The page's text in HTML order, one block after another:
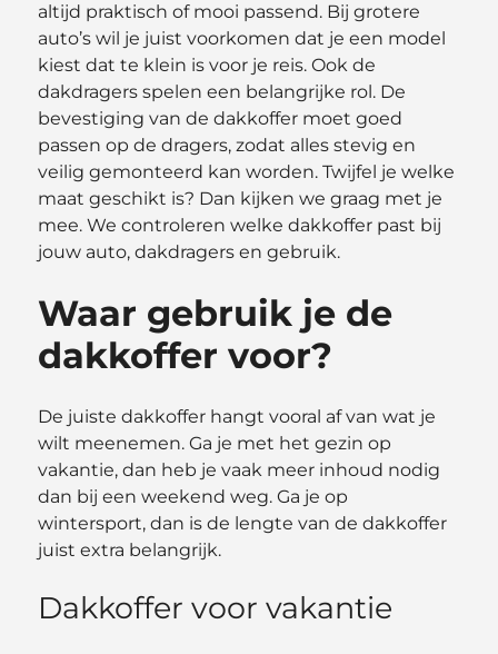
altijd praktisch of mooi passend. Bij grotere
auto’s wil je juist voorkomen dat je een model
kiest dat te klein is voor je reis. Ook de
dakdragers spelen een belangrijke rol. De
bevestiging van de dakkoffer moet goed
passen op de dragers, zodat alles stevig en
veilig gemonteerd kan worden. Twijfel je welke
maat geschikt is? Dan kijken we graag met je
mee. We controleren welke dakkoffer past bij
jouw auto, dakdragers en gebruik.
Waar gebruik je de
dakkoffer voor?
De juiste dakkoffer hangt vooral af van wat je
wilt meenemen. Ga je met het gezin op
vakantie, dan heb je vaak meer inhoud nodig
dan bij een weekend weg. Ga je op
wintersport, dan is de lengte van de dakkoffer
juist extra belangrijk.
Dakkoffer voor vakantie